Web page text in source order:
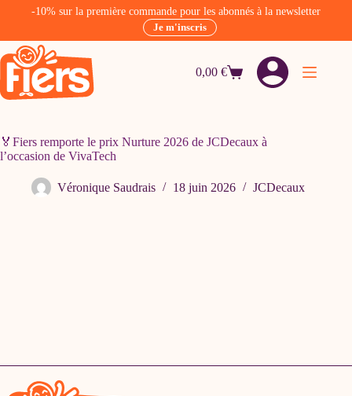
-10% sur la première commande pour les abonnés à la newsletter
Je m'inscris
Passer
au
contenu
Panier
0,00€
🏅Fiers remporte le prix Nurture 2026 de JCDecaux à
l’occasion de VivaTech
Véronique Saudrais 18 juin 2026 JCDecaux